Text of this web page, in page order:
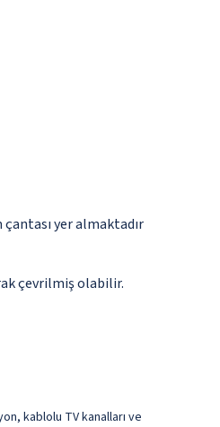
yer almaktadır
çevrilmiş olabilir.
kablolu TV kanalları ve